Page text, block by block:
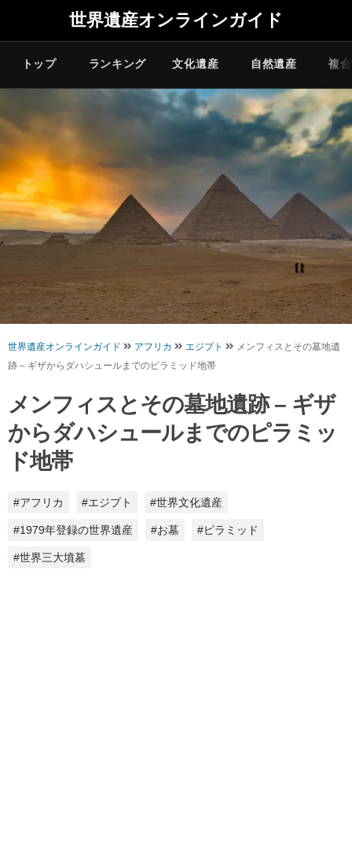
世界遺産オンラインガイド
トップ ランキング 文化遺産 自然遺産 複
世界遺産オンラインガイド アフリカ エジプト
メンフィスとその墓地遺
跡 – ギザからダハシュールまでのピラミッド地帯
メンフィスとその墓地遺跡 – ギザ
からダハシュールまでのピラミッ
ド地帯
#アフリカ #エジプト #世界文化遺産
#1979年登録の世界遺産 #お墓 #ピラミッド
#世界三大墳墓